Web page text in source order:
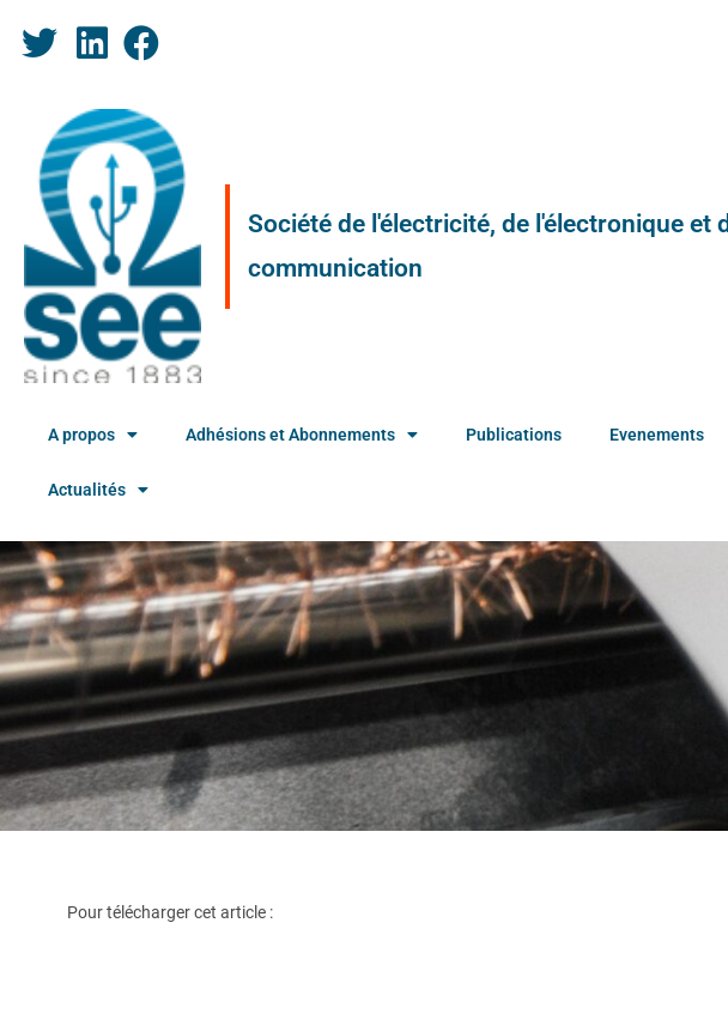
Société de l'électricité, de l'électronique
communication
A propos Adhésions et Abonnements Publications Evenements
Actualités
Pour télécharger cet article :